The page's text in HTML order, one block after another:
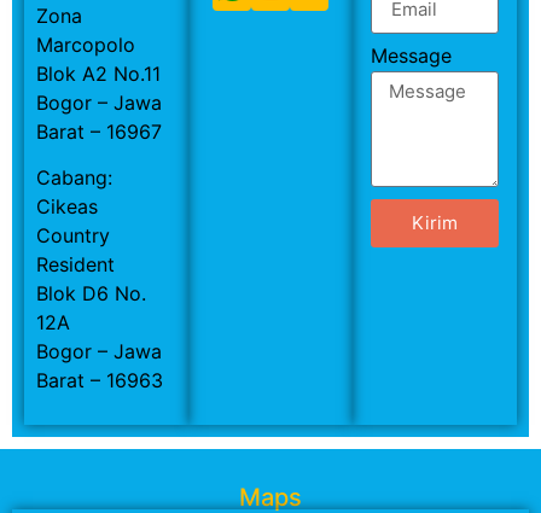
Zona
Marcopolo
Blok A2 No.11
Bogor – Jawa
Barat – 16967
Cabang:
Cikeas
Country
Resident
Blok D6 No.
12A
Bogor – Jawa
Barat – 16963
Message
Kirim
Maps